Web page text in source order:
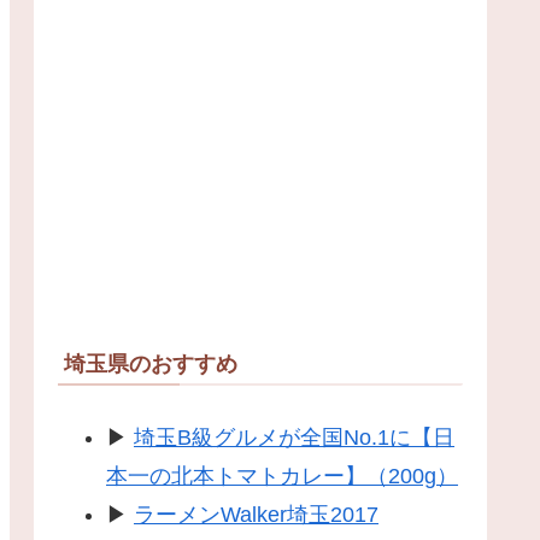
埼玉県のおすすめ
▶ 埼玉B級グルメが全国No.1に【日
本一の北本トマトカレー】（200g）
▶ ラーメンWalker埼玉2017